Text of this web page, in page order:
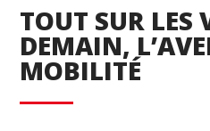
TOUT SUR LES
DEMAIN,
MOBILITÉ